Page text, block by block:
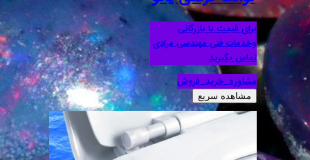
برای قیمت با بازرگانی
وخدمات فنی مهندسی مرادی
تماس بگیرید
مشاوره_خرید_فروش
مشاهده سریع